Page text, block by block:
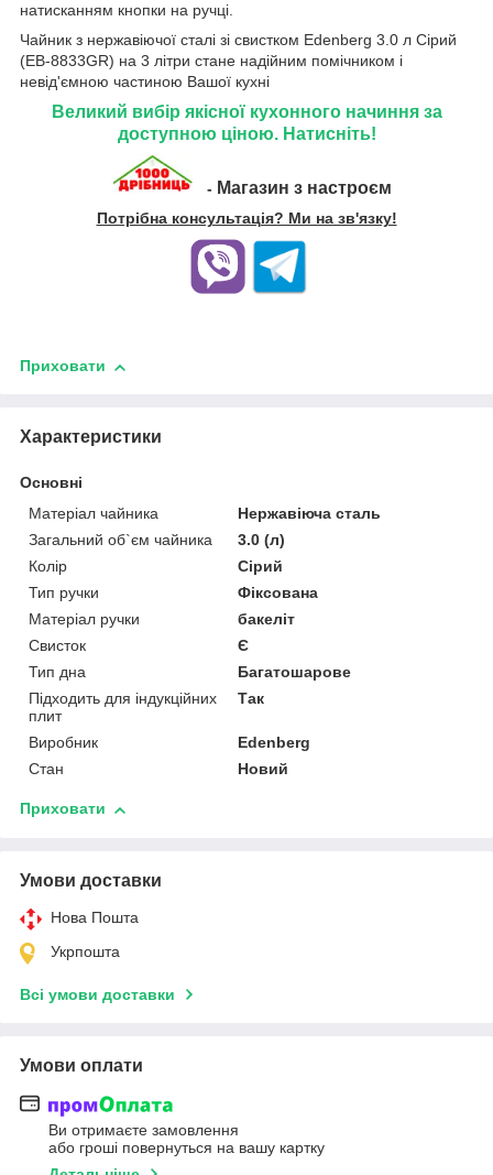
натисканням кнопки на ручці.
Чайник з нержавіючої сталі зі свистком Edenberg 3.0 л Сірий
(EB-8833GR) на 3 літри стане надійним помічником і
невід'ємною частиною Вашої кухні
Великий вибір якісної кухонного начиння за
доступною ціною. Натисніть!
- Магазин з настроєм
Потрібна консультація? Ми на зв'язку!
Приховати
Характеристики
Основні
Матеріал чайника
Нержавіюча сталь
Загальний об`єм чайника
3.0 (л)
Колір
Сірий
Тип ручки
Фіксована
Матеріал ручки
бакеліт
Свисток
Є
Тип дна
Багатошарове
Підходить для індукційних
плит
Так
Виробник
Edenberg
Стан
Новий
Приховати
Умови доставки
Нова Пошта
Укрпошта
Всі умови доставки
Умови оплати
Ви отримаєте замовлення
або гроші повернуться на вашу картку